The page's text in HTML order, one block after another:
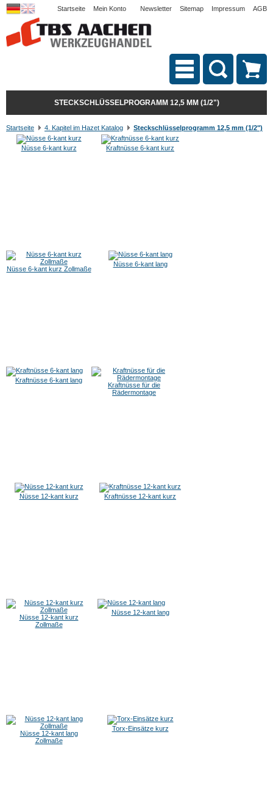
Startseite Mein Konto Newsletter Sitemap Impressum AGB
STECKSCHLÜSSELPROGRAMM 12,5 MM (1/2")
Startseite 4. Kapitel im Hazet Katalog Steckschlüsselprogramm 12,5 mm (1/2")
Nüsse 6-kant kurz Kraftnüsse 6-kant kurz
Nüsse 6-kant kurz Zollmaße
Nüsse 6-kant lang
Kraftnüsse 6-kant lang
Kraftnüsse für die
Rädermontage
Nüsse 12-kant kurz Kraftnüsse 12-kant kurz
Nüsse 12-kant kurz
Zollmaße
Nüsse 12-kant lang
Nüsse 12-kant lang
Zollmaße
Torx-Einsätze kurz